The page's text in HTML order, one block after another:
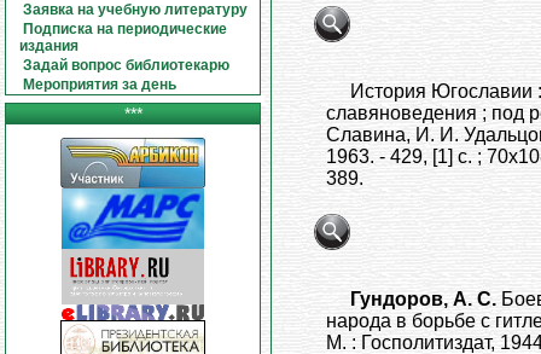
Заявка на учебную литературу
Подписка на периодические
издания
Задай вопрос библиотекарю
Мероприятия за день
***
История Югославии
славяноведения ; под
Славина, И. И.
1963. - 429, [1] с. ;
389.
Гундоров, А. С.
народа в борьбе с
М. : Госполитиздат,